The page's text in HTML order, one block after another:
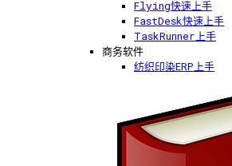
Flying快速上手
FastDesk快速上手
TaskRunner上手
商务软件
纺织印染ERP上手